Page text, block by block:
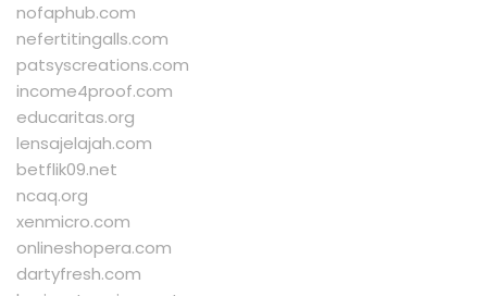
nofaphub.com
nefertitingalls.com
patsyscreations.com
income4proof.com
educaritas.org
lensajelajah.com
betflik09.net
ncaq.org
xenmicro.com
onlineshopera.com
dartyfresh.com